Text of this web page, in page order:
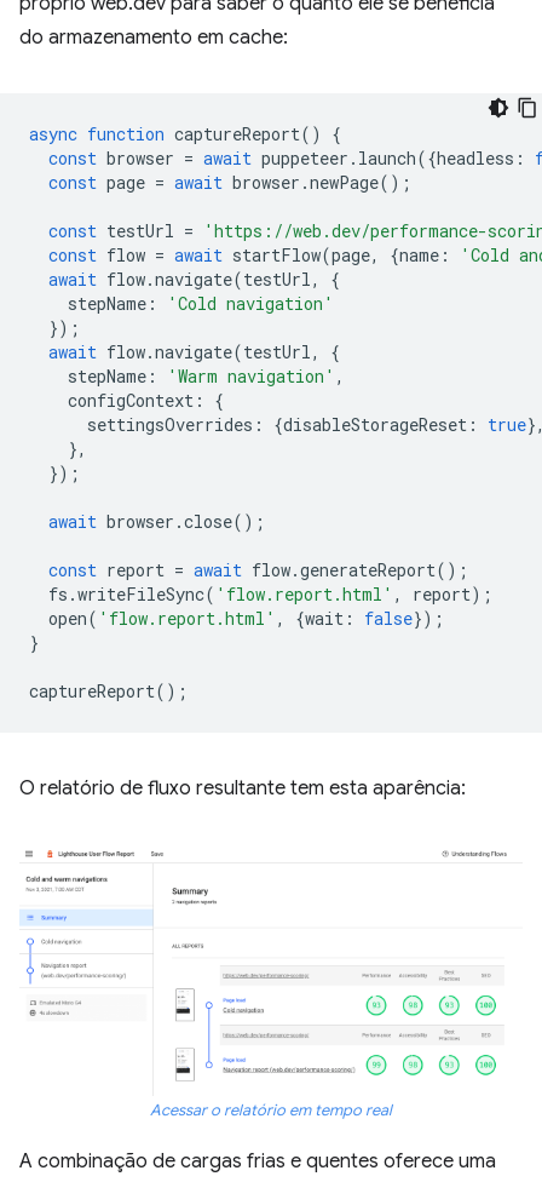
do armazenamento em cache:
async function captureReport()
{
const browser = await puppeteer . launch({headless :
const page = await browser .newPage();
const testUrl =
'https://web.dev/performance-
const flow = await startFlow(page, {name :
'Cold
await flow.navigate(testUrl,
{
stepName :
'Cold navigation'
});
await flow.navigate(testUrl,
{
stepName : 'Warm navigation' ,
configContext :
{
settingsOverrides : {disableStorageReset : true
},
});
await browser .close();
const report = await flow.generateReport();
fs .writeFileSync( 'flow.report.html' , report);
open( 'flow.report.html' , {wait : false});
}
captureReport();
O relatório de fluxo resultante tem esta aparência:
Acessar o relatório em tempo real
A combinação de cargas frias e quentes oferece uma